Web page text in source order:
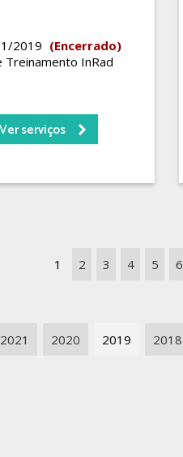
2019 (Encerrado)
Treinamento InRad
Ver serviços
1 2 3 4 5 6
2021 2020 2019 2018